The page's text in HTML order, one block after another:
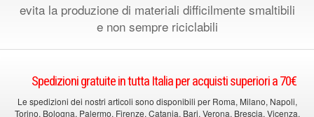
evita la produzione di materiali difficilmente smaltibili
e non sempre riciclabili
Spedizioni gratuite in tutta Italia per acquisti superiori a 70€
Le spedizioni dei nostri articoli sono disponibili per Roma, Milano, Napoli,
Torino, Bologna, Palermo, Firenze, Catania, Bari, Verona, Brescia, Vicenza,